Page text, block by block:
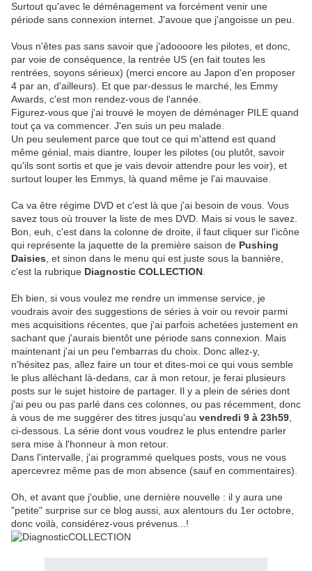
Surtout qu'avec le déménagement va forcément venir une
période sans connexion internet. J'avoue que j'angoisse un peu.
Vous n'êtes pas sans savoir que j'adoooore les pilotes, et donc,
par voie de conséquence, la rentrée US (en fait toutes les
rentrées, soyons sérieux) (merci encore au Japon d'en proposer
4 par an, d'ailleurs). Et que par-dessus le marché, les Emmy
Awards, c'est mon rendez-vous de l'année.
Figurez-vous que j'ai trouvé le moyen de déménager PILE quand
tout ça va commencer. J'en suis un peu malade.
Un peu seulement parce que tout ce qui m'attend est quand
même génial, mais diantre, louper les pilotes (ou plutôt, savoir
qu'ils sont sortis et que je vais devoir attendre pour les voir), et
surtout louper les Emmys, là quand même je l'ai mauvaise.
Ca va être régime DVD et c'est là que j'ai besoin de vous. Vous
savez tous où trouver la liste de mes DVD. Mais si vous le savez.
Bon, euh, c'est dans la colonne de droite, il faut cliquer sur l'icône
qui représente la jaquette de la première saison de Pushing
Daisies , et sinon dans le menu qui est juste sous la bannière,
c'est la rubrique Diagnostic COLLECTION
Eh bien, si vous voulez me rendre un immense service, je
voudrais avoir des suggestions de séries à voir ou revoir parmi
mes acquisitions récentes, que j'ai parfois achetées justement en
sachant que j'aurais bientôt une période sans connexion. Mais
maintenant j'ai un peu l'embarras du choix. Donc allez-y,
n'hésitez pas, allez faire un tour et dites-moi ce qui vous semble
le plus alléchant là-dedans, car à mon retour, je ferai plusieurs
posts sur le sujet histoire de partager. Il y a plein de séries dont
j'ai peu ou pas parlé dans ces colonnes, ou pas récemment, donc
à vous de me suggérer des titres jusqu'au vendredi 9 à 23h59
ci-dessous. La série dont vous voudrez le plus entendre parler
sera mise à l'honneur à mon retour.
Dans l'intervalle, j'ai programmé quelques posts, vous ne vous
apercevrez même pas de mon absence (sauf en commentaires).
Oh, et avant que j'oublie, une dernière nouvelle : il y aura une
"petite" surprise sur ce blog aussi, aux alentours du 1er octobre,
donc voilà, considérez-vous prévenus...!